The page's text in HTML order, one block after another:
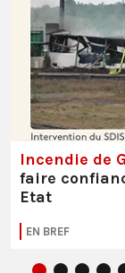
Incendie de
faire
Etat
EN BREF